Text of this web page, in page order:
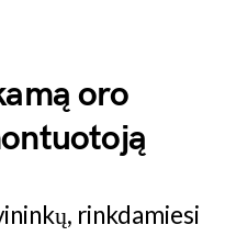
oro
rinkdamiesi